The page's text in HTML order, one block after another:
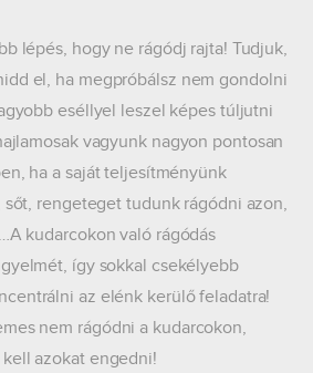
lépés, hogy ne rágódj rajta! Tudjuk,
el, ha megpróbálsz nem gondolni
eséllyel leszel képes túljutni
vagyunk nagyon pontosan
ha a saját teljesítményünk
rengeteget tudunk rágódni azon,
kudarcokon való rágódás
így sokkal csekélyebb
az elénk kerülő feladatra!
nem rágódni a kudarcokon,
azokat engedni!